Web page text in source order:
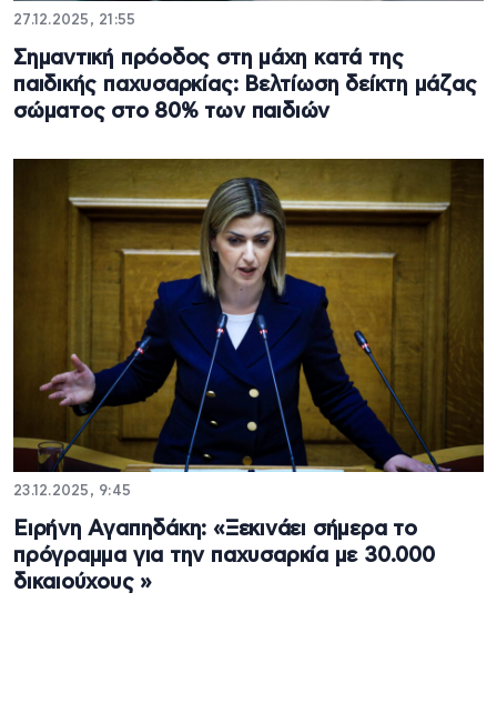
27.12.2025, 21:55
Σημαντική πρόοδος στη μάχη κατά της
παιδικής παχυσαρκίας: Βελτίωση δείκτη μάζας
σώματος στο 80% των παιδιών
23.12.2025, 9:45
Ειρήνη Αγαπηδάκη: «Ξεκινάει σήμερα το
πρόγραμμα για την παχυσαρκία με 30.000
δικαιούχους »